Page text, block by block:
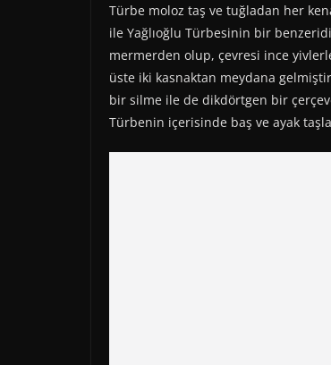
Türbe moloz taş ve tuğladan her
ile Yağlıoğlu Türbesinin bir
mermerden olup, çevresi ince
üste iki kasnaktan meydana
bir silme ile de dikdörtgen bir
Türbenin içerisinde baş ve ayak